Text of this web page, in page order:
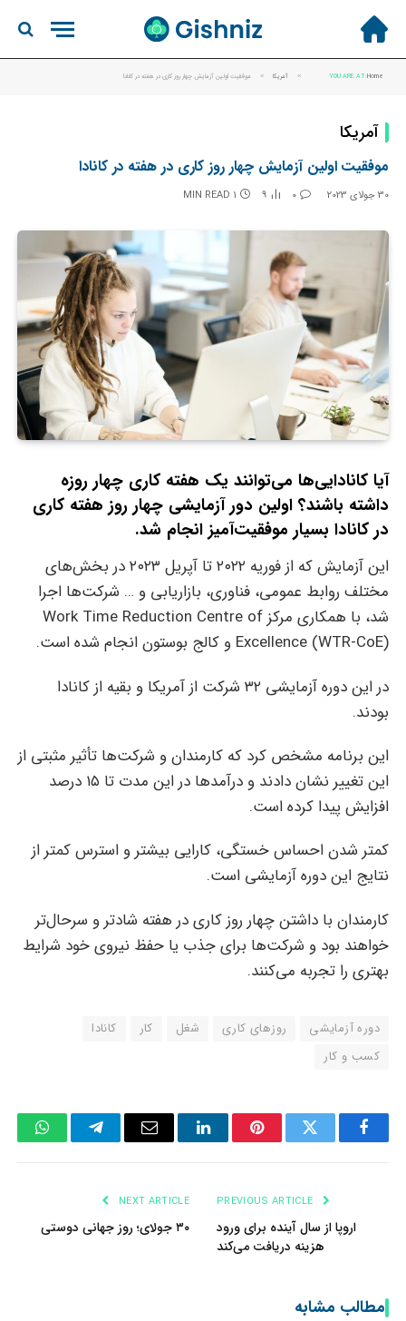
YOU ARE AT:Home
» آمریکا » موفقیت اولین آزمایش چهار روز کاری در هفته در کانادا
آمریکا
موفقیت اولین آزمایش چهار روز کاری در هفته در کانادا
30 جولای 2023 0
9
1 MIN READ
آیا کانادایی‌ها می‌توانند یک هفته کاری چهار روزه
داشته باشند؟ اولین دور آزمایشی چهار روز هفته کاری
در کانادا بسیار موفقیت‌آمیز انجام شد.
این آزمایش که از فوریه ۲۰۲۲ تا آپریل ۲۰۲۳ در بخش‌های
مختلف روابط عمومی، فناوری، بازاریابی و … شرکت‌ها اجرا
شد، با همکاری مرکز Work Time Reduction Centre of
Excellence (WTR-CoE) و کالج بوستون انجام شده است.
در این دوره آزمایشی ۳۲ شرکت از آمریکا و بقیه از کانادا
بودند.
این برنامه مشخص کرد که کارمندان و شرکت‌ها تأثیر مثبتی از
این تغییر نشان دادند و درآمدها در این مدت تا ۱۵ درصد
افزایش پیدا کرده است.
کمتر شدن احساس خستگی، کارایی بیشتر و استرس کمتر از
نتایج این دوره آزمایشی است.
کارمندان با داشتن چهار روز کاری در هفته شادتر و سرحال‌تر
خواهند بود و شرکت‌ها برای جذب یا حفظ نیروی خود شرایط
بهتری را تجربه می‌کنند.
دوره آزمایشی روزهای کاری شغل کار
کانادا
کسب و کار
Facebook
Twitter
Pinterest
LinkedIn
Email
Telegram
اروپا از سال آینده برای ورود
هزینه دریافت می‌کند
NEXT ARTICLE
۳۰ جولای؛ روز جهانی دوستی
مطالب مشابه